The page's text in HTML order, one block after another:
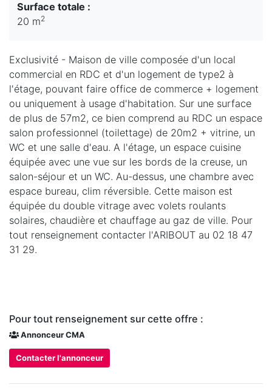
Surface totale :
20 m2
Exclusivité - Maison de ville composée d'un local
commercial en RDC et d'un logement de type2 à
l'étage, pouvant faire office de commerce + logement
ou uniquement à usage d'habitation. Sur une surface
de plus de 57m2, ce bien comprend au RDC un espace
salon professionnel (toilettage) de 20m2 + vitrine, un
WC et une salle d'eau. A l'étage, un espace cuisine
équipée avec une vue sur les bords de la creuse, un
salon-séjour et un WC. Au-dessus, une chambre avec
espace bureau, clim réversible. Cette maison est
équipée du double vitrage avec volets roulants
solaires, chaudière et chauffage au gaz de ville. Pour
tout renseignement contacter l'ARIBOUT au 02 18 47
31 29.
Pour tout renseignement sur cette offre :
Annonceur CMA
Contacter l'annonceur